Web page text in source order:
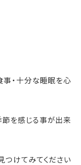
事・十分な睡眠を心
節を感じる事が出来
つけてみてください